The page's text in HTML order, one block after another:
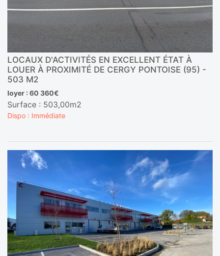
LOCAUX D'ACTIVITÉS EN EXCELLENT ÉTAT À
LOUER À PROXIMITÉ DE CERGY PONTOISE (95) -
503 M2
loyer : 60 360€
Surface : 503,00m2
Dispo : Immédiate